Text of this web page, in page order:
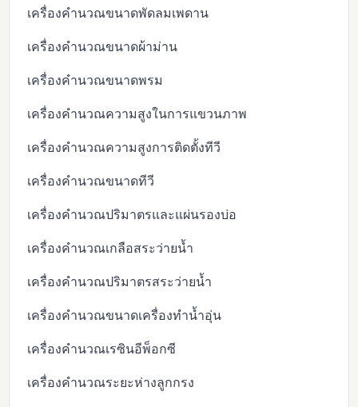
เครื่องคำนวณขนาดพัดลมเพดาน
เครื่องคำนวณขนาดผ้าม่าน
เครื่องคำนวณขนาดพรม
เครื่องคำนวณความสูงในการแขวนภาพ
เครื่องคำนวณความสูงการติดตั้งทีวี
เครื่องคำนวณขนาดทีวี
เครื่องคำนวณปริมาตรและแผ่นรองบ่อ
เครื่องคำนวณเกลือสระว่ายน้ำ
เครื่องคำนวณปริมาตรสระว่ายน้ำ
เครื่องคำนวณขนาดเครื่องทำน้ำอุ่น
เครื่องคำนวณเรซินอีพ็อกซี
เครื่องคำนวณระยะห่างลูกกรง